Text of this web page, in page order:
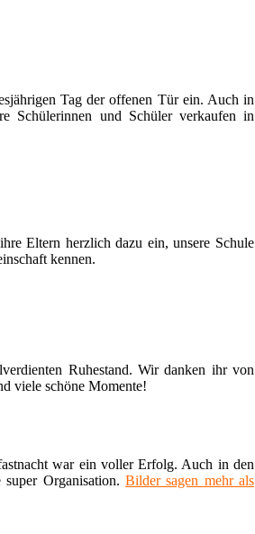
Tag der offenen Tür ein. Auch in
Schülerinnen und Schüler verkaufen in
Eltern herzlich dazu ein, unsere Schule
kennen.
Ruhestand. Wir danken ihr von
viele schöne Momente!
war ein voller Erfolg. Auch in den
super Organisation.Bilder sagen mehr als